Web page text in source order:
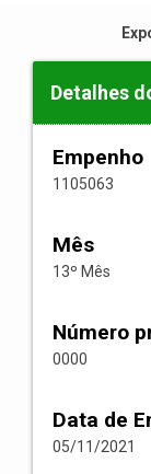
Detalhes
Empenho
1105063
Mês
13º Mês
Número
0000
Data de
05/11/2021